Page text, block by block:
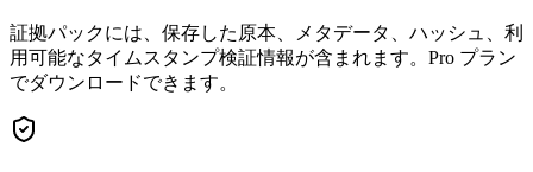
証拠パックには、保存した原本、メタデータ、ハッシュ、利
用可能なタイムスタンプ検証情報が含まれます。Pro プラン
でダウンロードできます。